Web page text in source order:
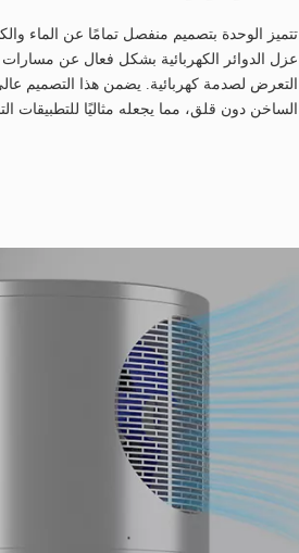
تتميز الوحدة بتصميم منفصل تمامًا عن الماء
عزل الدوائر الكهربائية بشكل فعال عن
التعرض لصدمة كهربائية. يضمن هذا التصميم
الساخن دون قلق، مما يجعله مثاليًا للتطبيقات